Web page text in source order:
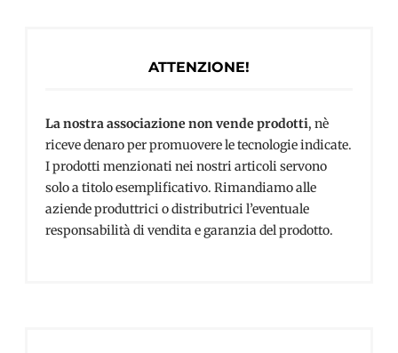
ATTENZIONE!
La nostra associazione non vende prodotti, nè
riceve denaro per promuovere le tecnologie indicate.
I prodotti menzionati nei nostri articoli servono
solo a titolo esemplificativo. Rimandiamo alle
aziende produttrici o distributrici l’eventuale
responsabilità di vendita e garanzia del prodotto.